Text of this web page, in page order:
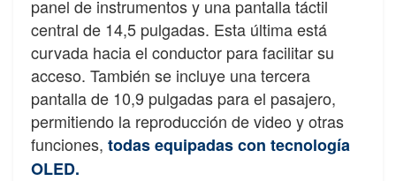
panel de instrumentos y una pantalla táctil
central de 14,5 pulgadas. Esta última está
curvada hacia el conductor para facilitar su
acceso. También se incluye una tercera
pantalla de 10,9 pulgadas para el pasajero,
permitiendo la reproducción de video y otras
funciones, todas equipadas con tecnología
OLED.